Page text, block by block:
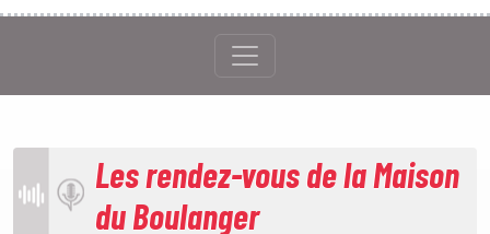
Les rendez-vous de la Maison
du Boulanger